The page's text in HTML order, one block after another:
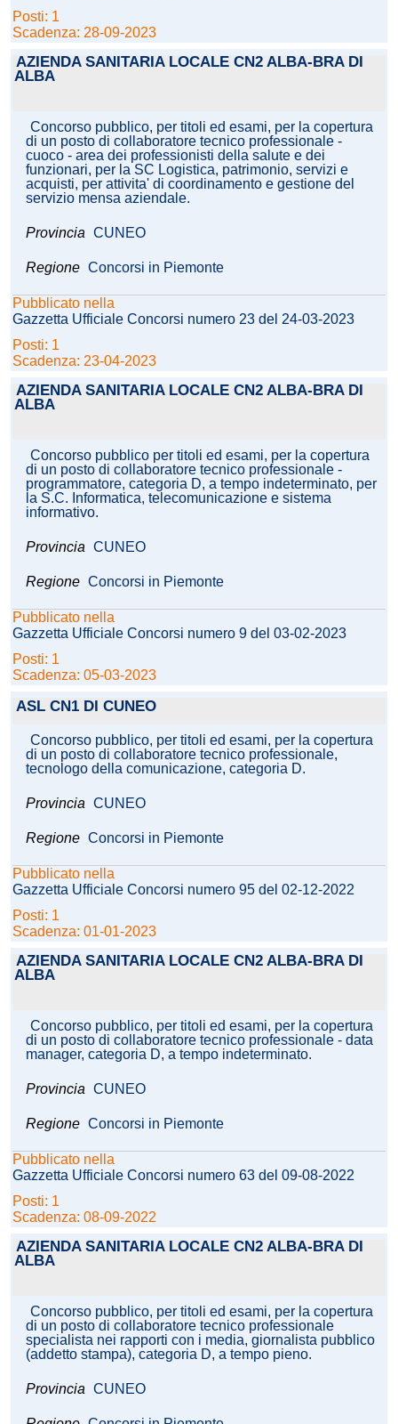
Posti: 1
Scadenza: 28-09-2023
AZIENDA SANITARIA LOCALE CN2 ALBA-BRA DI
ALBA
Concorso pubblico, per titoli ed esami, per la copertura
di un posto di collaboratore tecnico professionale -
cuoco - area dei professionisti della salute e dei
funzionari, per la SC Logistica, patrimonio, servizi e
acquisti, per attivita' di coordinamento e gestione del
servizio mensa aziendale.
Provincia CUNEO
Regione Concorsi in Piemonte
Pubblicato nella
Gazzetta Ufficiale Concorsi numero 23 del 24-03-2023
Posti: 1
Scadenza: 23-04-2023
AZIENDA SANITARIA LOCALE CN2 ALBA-BRA DI
ALBA
Concorso pubblico per titoli ed esami, per la copertura
di un posto di collaboratore tecnico professionale -
programmatore, categoria D, a tempo indeterminato, per
la S.C. Informatica, telecomunicazione e sistema
informativo.
Provincia CUNEO
Regione Concorsi in Piemonte
Pubblicato nella
Gazzetta Ufficiale Concorsi numero 9 del 03-02-2023
Posti: 1
Scadenza: 05-03-2023
ASL CN1 DI CUNEO
Concorso pubblico, per titoli ed esami, per la copertura
di un posto di collaboratore tecnico professionale,
tecnologo della comunicazione, categoria D.
Provincia CUNEO
Regione Concorsi in Piemonte
Pubblicato nella
Gazzetta Ufficiale Concorsi numero 95 del 02-12-2022
Posti: 1
Scadenza: 01-01-2023
AZIENDA SANITARIA LOCALE CN2 ALBA-BRA DI
ALBA
Concorso pubblico, per titoli ed esami, per la copertura
di un posto di collaboratore tecnico professionale - data
manager, categoria D, a tempo indeterminato.
Provincia CUNEO
Regione Concorsi in Piemonte
Pubblicato nella
Gazzetta Ufficiale Concorsi numero 63 del 09-08-2022
Posti: 1
Scadenza: 08-09-2022
AZIENDA SANITARIA LOCALE CN2 ALBA-BRA DI
ALBA
Concorso pubblico, per titoli ed esami, per la copertura
di un posto di collaboratore tecnico professionale
specialista nei rapporti con i media, giornalista pubblico
(addetto stampa), categoria D, a tempo pieno.
Provincia CUNEO